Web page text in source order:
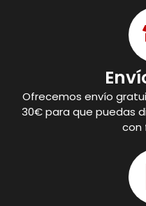
Ofrecemos envío
30€ para que puedas
con